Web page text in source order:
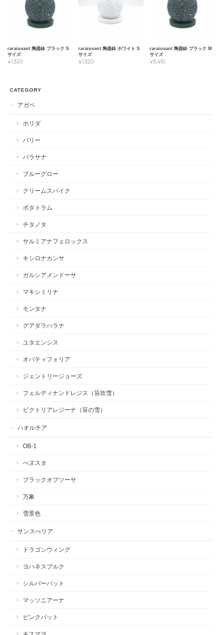
raraiuvant 陶器鉢 ブラック S
サイズ
¥1,320
raraiuvant 陶器鉢 ホワイト S
サイズ
¥1,320
raraiuvant 陶器鉢 ブラック M
サイズ
¥3,410
CATEGORY
アガベ
ホリダ
パリー
パラサナ
ブルーグロー
クリームスパイク
ポタトラム
チタノタ
サルミアナフェロックス
キシロナカンサ
ガルシアメンドーサ
マキシミリナ
モンタナ
グアダラハラナ
ユタエンシス
オバティフォリア
ジェントリージョーズ
フェルディナンドレジス（笹吹雪）
ビクトリアレジーナ（笹の雪）
ハオルチア
OB-1
べヌスタ
ブラックオブツーサ
万象
雪景色
サンスべリア
ドラゴンウィング
ヨハネスブルク
シルバーバット
マッソニアーナ
ピンクバット